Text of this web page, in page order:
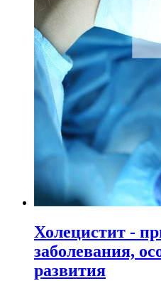
Холецистит -
заболевания,
развития